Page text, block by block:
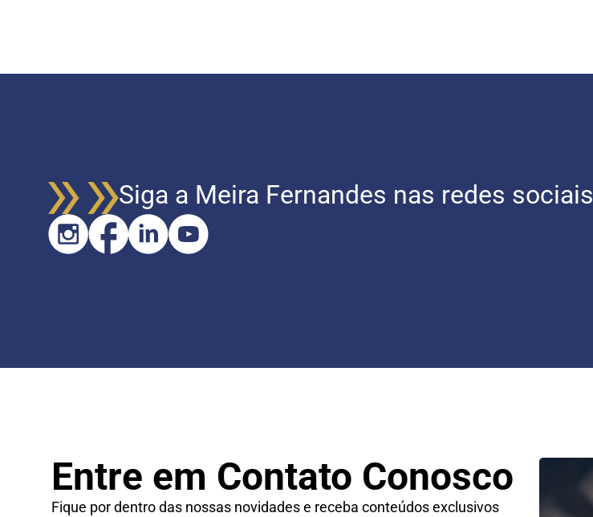
Siga a Meira Fernandes nas redes sociais
Entre em Contato Conosco
Fique por dentro das nossas novidades e receba conteúdos exclusivos